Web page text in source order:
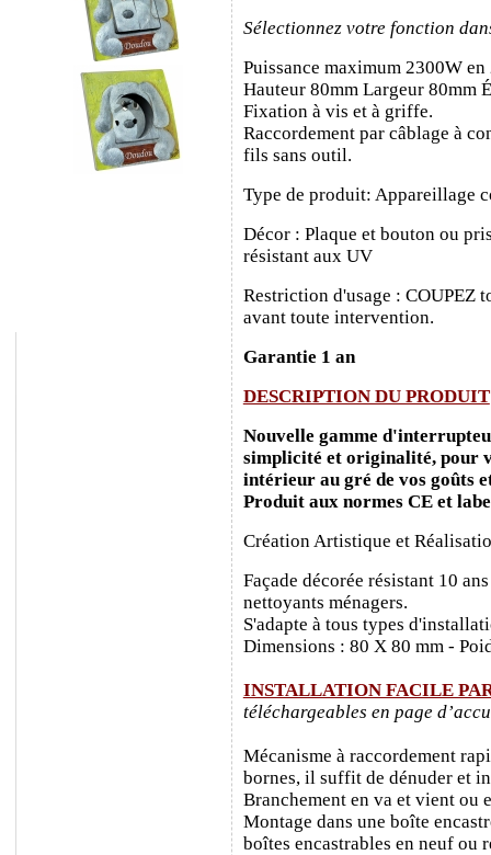
Sélectionnez votre fonction
Puissance maximum 2300W
Hauteur 80mm Largeur 80mm
Fixation à vis et à griffe.
Raccordement par câblage à
fils sans outil.
Type de produit: Appareillage
Décor : Plaque et bouton ou
résistant aux UV
Restriction d'usage : COUPEZ
avant toute intervention.
Garantie 1 an
DESCRIPTION DU PRODUIT
Nouvelle gamme
simplicité et originalité, pour
intérieur au gré de vos goûts
Produit aux normes CE et
Création Artistique et
Façade décorée résistant 10
nettoyants ménagers.
S'adapte à tous types
Dimensions : 80 X 80 mm -
INSTALLATION FACILE
téléchargeables en page
Mécanisme à raccordement
bornes, il suffit de dénuder et
Branchement en va et vient ou
Montage dans une boîte
boîtes encastrables en neuf ou